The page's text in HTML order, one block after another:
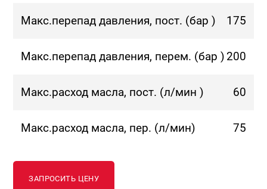
Макс.перепад давления, пост. (бар ) 175
Макс.перепад давления, перем. (бар ) 200
Макс.расход масла, пост. (л/мин ) 60
Макс.расход масла, пер. (л/мин) 75
ЗАПРОСИТЬ ЦЕНУ